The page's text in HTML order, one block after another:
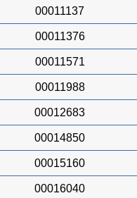
00011137
00011376
00011571
00011988
00012683
00014850
00015160
00016040